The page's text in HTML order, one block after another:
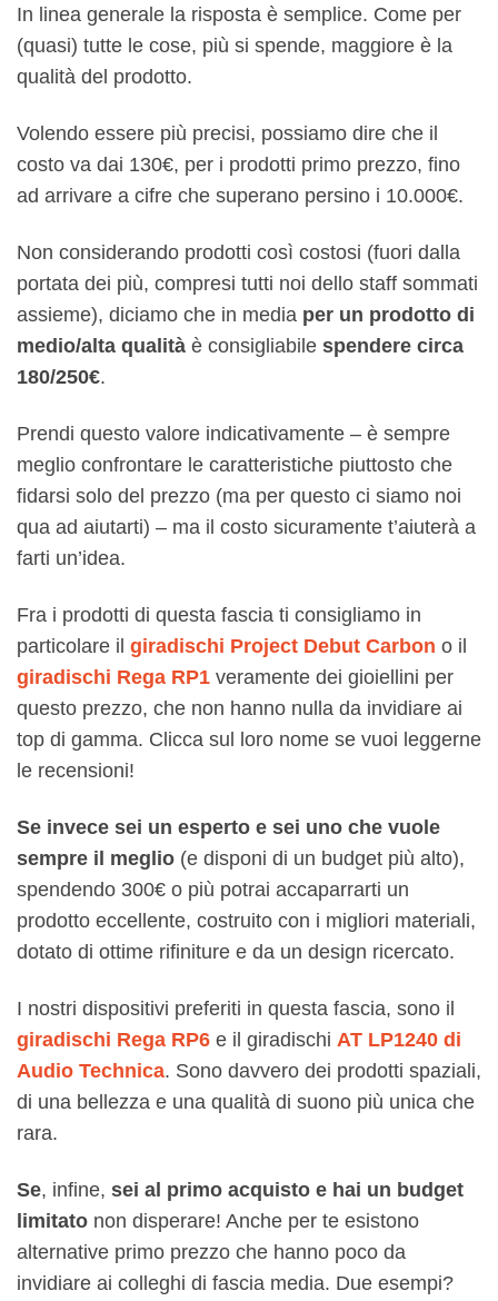
In linea generale la risposta è semplice. Come per
(quasi) tutte le cose, più si spende, maggiore è la
qualità del prodotto.
Volendo essere più precisi, possiamo dire che il
costo va dai 130€, per i prodotti primo prezzo, fino
ad arrivare a cifre che superano persino i 10.000€.
Non considerando prodotti così costosi (fuori dalla
portata dei più, compresi tutti noi dello staff sommati
assieme), diciamo che in media per un prodotto di
medio/alta qualità è consigliabile spendere circa
180/250€.
Prendi questo valore indicativamente – è sempre
meglio confrontare le caratteristiche piuttosto che
fidarsi solo del prezzo (ma per questo ci siamo noi
qua ad aiutarti) – ma il costo sicuramente t’aiuterà a
farti un’idea.
Fra i prodotti di questa fascia ti consigliamo in
particolare il giradischi Project Debut Carbon o il
giradischi Rega RP1 veramente dei gioiellini per
questo prezzo, che non hanno nulla da invidiare ai
top di gamma. Clicca sul loro nome se vuoi leggerne
le recensioni!
Se invece sei un esperto e sei uno che vuole
sempre il meglio (e disponi di un budget più alto),
spendendo 300€ o più potrai accaparrarti un
prodotto eccellente, costruito con i migliori materiali,
dotato di ottime rifiniture e da un design ricercato.
I nostri dispositivi preferiti in questa fascia, sono il
giradischi Rega RP6 e il giradischi AT LP1240 di
Audio Technica. Sono davvero dei prodotti spaziali,
di una bellezza e una qualità di suono più unica che
rara.
Se, infine, sei al primo acquisto e hai un budget
limitato non disperare! Anche per te esistono
alternative primo prezzo che hanno poco da
invidiare ai colleghi di fascia media. Due esempi?